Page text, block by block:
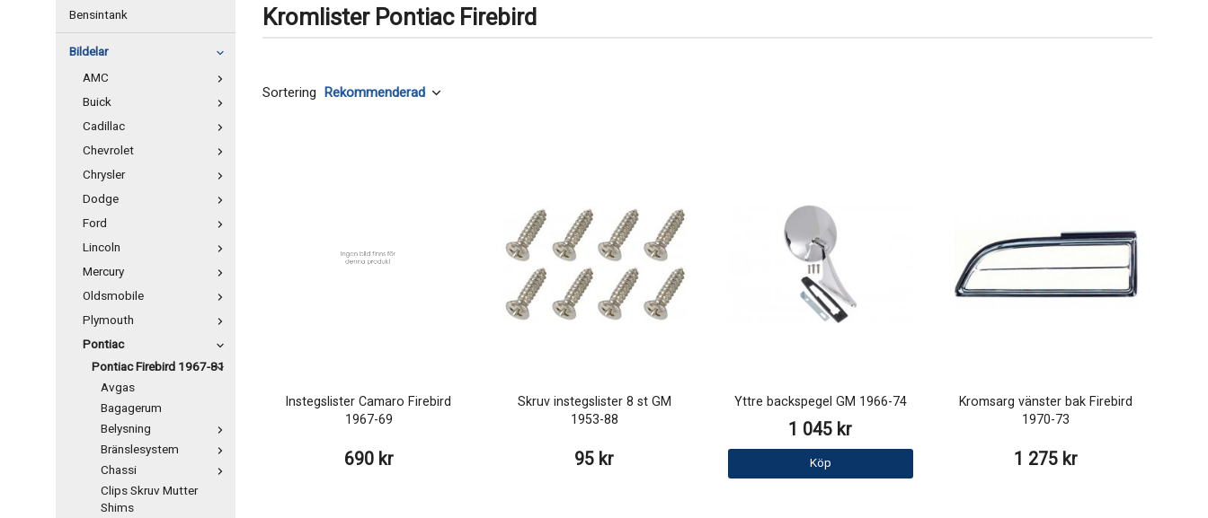
Bensintank
Bildelar
AMC
Buick
Cadillac
Chevrolet
Chrysler
Dodge
Ford
Lincoln
Mercury
Oldsmobile
Plymouth
Pontiac
Pontiac Firebird 1967-81
Avgas
Bagagerum
Belysning
Bränslesystem
Chassi
Clips Skruv Mutter
Shims
Kromlister Pontiac Firebird
Sortering
Instegslister Camaro Firebird
1967-69
690 kr
Skruv instegslister 8 st GM
1953-88
95 kr
Yttre backspegel GM 1966-74
1 045 kr
Köp
Kromsarg vänster bak Firebird
1970-73
1 275 kr